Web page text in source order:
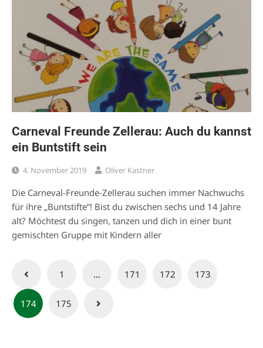
Carneval Freunde Zellerau: Auch du kannst
ein Buntstift sein
4. November 2019 Oliver Kastner
Die Carneval-Freunde-Zellerau suchen immer Nachwuchs
für ihre „Buntstifte“! Bist du zwischen sechs und 14 Jahre
alt? Möchtest du singen, tanzen und dich in einer bunt
gemischten Gruppe mit Kindern aller
Seitennummerierung
der
Beiträge
1 … 171 172 173
174 175